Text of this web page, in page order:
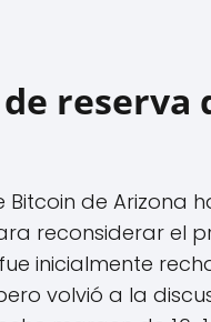
reserva
de Arizona
reconsiderar el
fue inicialmente
volvió a la